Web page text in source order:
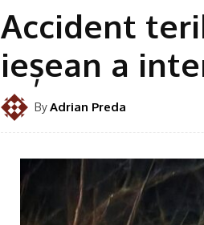
Accident
ieșean a
ByAdrian Preda